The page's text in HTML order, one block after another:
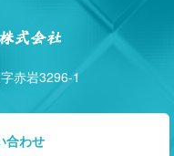
赤岩3296-1
合わせ